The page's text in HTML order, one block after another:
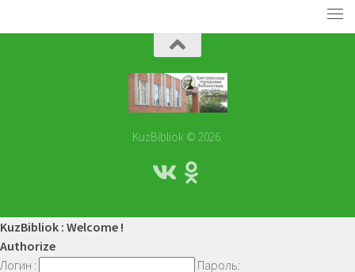
KuzBibliok © 2026.
KuzBibliok : Welcome !
Authorize
Логин :
Пароль: